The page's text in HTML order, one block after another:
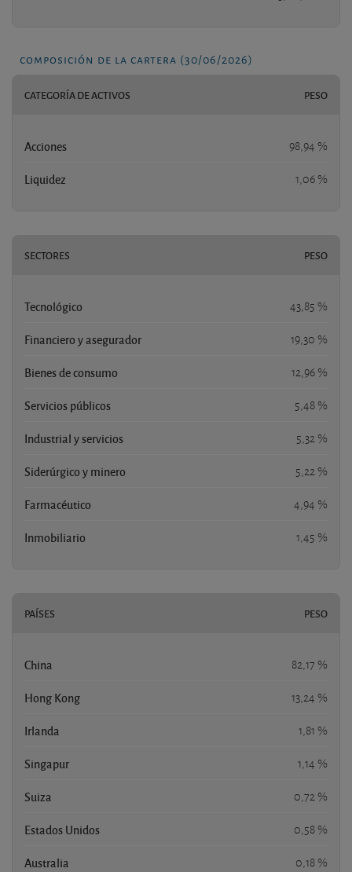
composición de la cartera (30/06/2026)
CATEGORÍA DE ACTIVOS PESO
Acciones 98,94 %
Liquidez 1,06 %
SECTORES PESO
Tecnológico 43,85 %
Financiero y asegurador 19,30 %
Bienes de consumo 12,96 %
Servicios públicos 5,48 %
Industrial y servicios 5,32 %
Siderúrgico y minero 5,22 %
Farmacéutico 4,94 %
Inmobiliario 1,45 %
PAÍSES PESO
China 82,17 %
Hong Kong 13,24 %
Irlanda 1,81 %
Singapur 1,14 %
Suiza 0,72 %
Estados Unidos 0,58 %
Australia 0,18 %